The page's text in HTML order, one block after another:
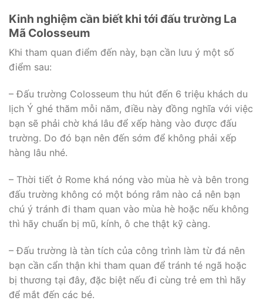
Kinh nghiệm cần biết khi tới đấu trường La
Mã Colosseum
Khi tham quan điểm đến này, bạn cần lưu ý một số
điểm sau:
– Đấu trường Colosseum thu hút đến 6 triệu khách du
lịch Ý ghé thăm mỗi năm, điều này đồng nghĩa với việc
bạn sẽ phải chờ khá lâu để xếp hàng vào được đấu
trường. Do đó bạn nên đến sớm để không phải xếp
hàng lâu nhé.
– Thời tiết ở Rome khá nóng vào mùa hè và bên trong
đấu trường không có một bóng râm nào cả nên bạn
chú ý tránh đi tham quan vào mùa hè hoặc nếu không
thì hãy chuẩn bị mũ, kính, ô che thật kỹ càng.
– Đấu trường là tàn tích của công trình làm từ đá nên
bạn cần cẩn thận khi tham quan để tránh té ngã hoặc
bị thương tại đây, đặc biệt nếu đi cùng trẻ em thì hãy
để mắt đến các bé.